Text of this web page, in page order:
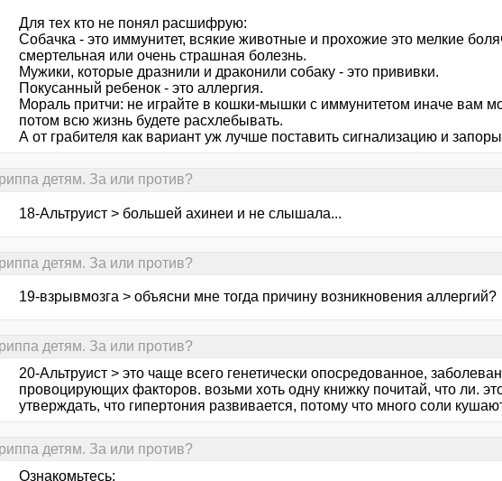
Для тех кто не понял расшифрую:
Собачка - это иммунитет, всякие животные и прохожие это мелкие
смертельная или очень страшная болезнь.
Мужики, которые дразнили и драконили собаку - это прививки.
Покусанный ребенок - это аллергия.
Мораль притчи: не играйте в кошки-мышки с иммунитетом иначе вам
потом всю жизнь будете расхлебывать.
А от грабителя как вариант уж лучше поставить сигнализацию и
детям. За или против?
18-Альтруист > большей ахинеи и не слышала...
детям. За или против?
19-взрывмозга > объясни мне тогда причину возникновения аллергий?
детям. За или против?
20-Альтруист > это чаще всего генетически опосредованное,
провоцирующих факторов. возьми хоть одну книжку почитай, что ли.
утверждать, что гипертония развивается, потому что много соли
детям. За или против?
Ознакомьтесь: